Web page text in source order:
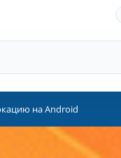
на Android